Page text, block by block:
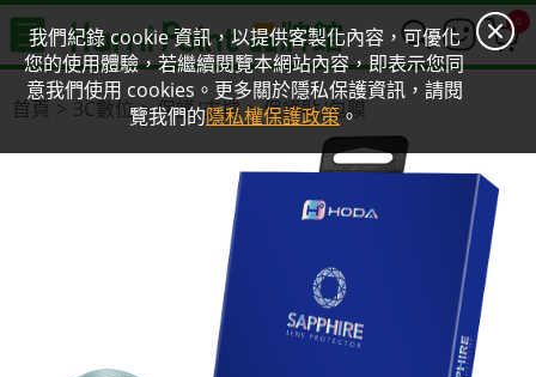
我們紀錄 cookie 資訊，以提供客製化內容，可優化
您的使用體驗，若繼續閱覽本網站內容，即表示您同
意我們使用 cookies。更多關於隱私保護資訊，請閱
覽我們的隱私權保護政策。
0
首頁 3C數位 保護/支撐 保護貼/包膜